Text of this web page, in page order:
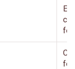
En
för